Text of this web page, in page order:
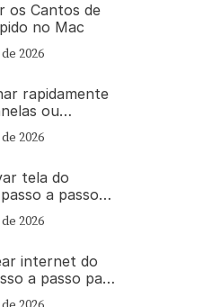
os Cantos de
no Mac
2026
rapidamente
ou
no Mac
2026
tela do
a passo
2026
internet do
a passo para
a conexão